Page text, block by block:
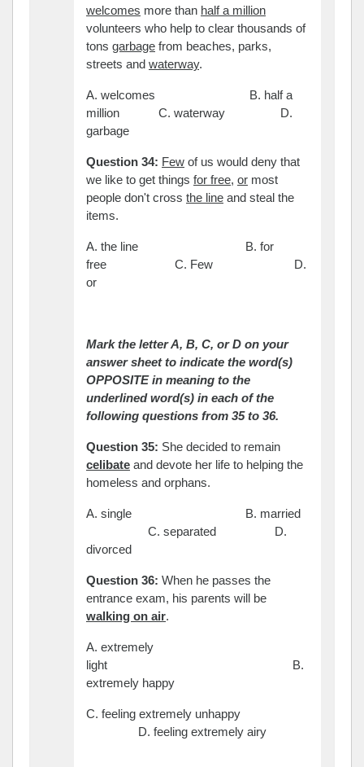
welcomes more than half a million
volunteers who help to clear thousands of
tons garbage from beaches, parks,
streets and waterway.
A. welcomes B. half a
million C. waterway D.
garbage
Question 34: Few of us would deny that
we like to get things for free, or most
people don't cross the line and steal the
items.
A. the line B. for
free C. Few D.
or
Mark the letter A, B, C, or D on your
answer sheet to indicate the word(s)
OPPOSITE in meaning to the
underlined word(s) in each of the
following questions from 35 to 36.
Question 35: She decided to remain
celibate and devote her life to helping the
homeless and orphans.
A. single B. married
C. separated D.
divorced
Question 36: When he passes the
entrance exam, his parents will be
walking on air.
A. extremely
light B.
extremely happy
C. feeling extremely unhappy
D. feeling extremely airy